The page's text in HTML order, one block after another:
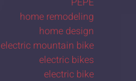
home remodeling
home design
electric mountain bike
electric bikes
electric bike